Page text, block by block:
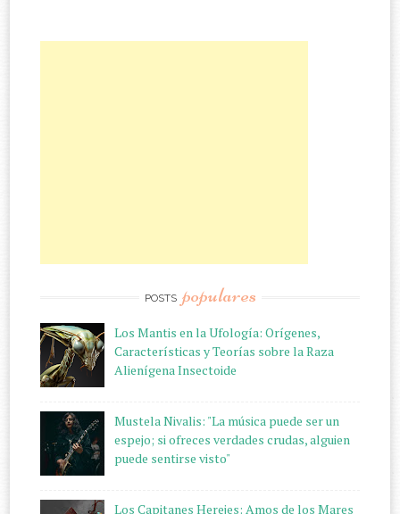
POSTS populares
Los Mantis en la Ufología: Orígenes,
Características y Teorías sobre la Raza
Alienígena Insectoide
Mustela Nivalis: "La música puede ser un
espejo; si ofreces verdades crudas, alguien
puede sentirse visto"
Los Capitanes Herejes: Amos de los Mares